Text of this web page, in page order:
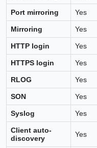
Port mirroring Yes
Mirroring Yes
HTTP login Yes
HTTPS login Yes
RLOG Yes
SON Yes
Syslog Yes
Client auto-
discovery
Yes